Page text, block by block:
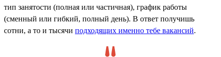
тип занятости (полная или частичная), график работы
(сменный или гибкий, полный день). В ответ получишь
сотни, а то и тысячи подходящих именно тебе вакансий.